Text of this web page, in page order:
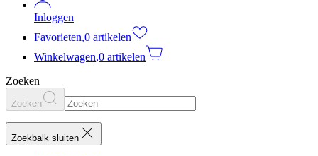
Inloggen
Favorieten,0 artikelen
Winkelwagen,0 artikelen
Zoeken
Zoeken
Zoekbalk sluiten